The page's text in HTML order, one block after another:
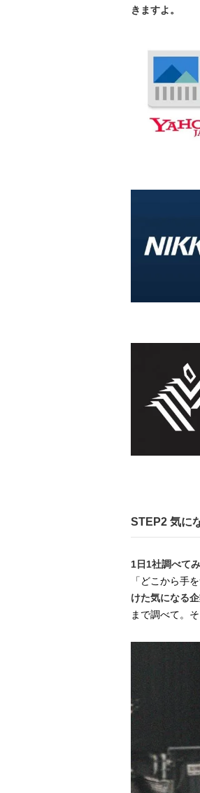
きますよ。
STEP2 気に
1日1社調べて
「どこから手
けた気になる
まで調べて。